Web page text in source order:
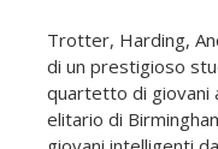
Trotter, Harding,
di un prestigioso
quartetto di giovani
elitario di